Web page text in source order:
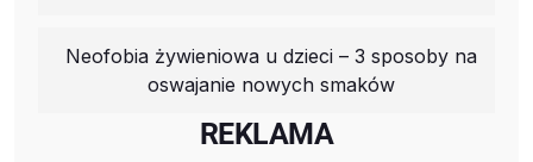
Neofobia żywieniowa u dzieci – 3 sposoby na
oswajanie nowych smaków
REKLAMA